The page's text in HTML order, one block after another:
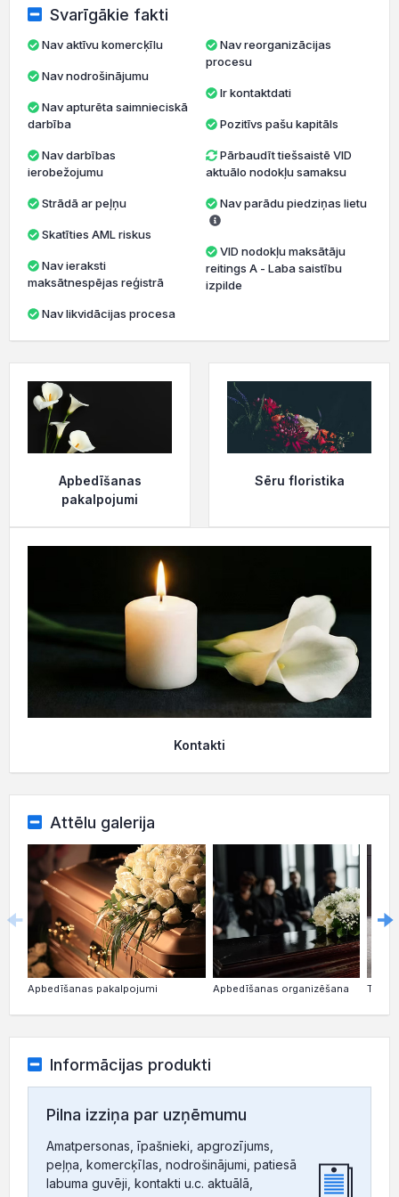
Svarīgākie fakti
Nav aktīvu komercķīlu
Nav nodrošinājumu
darbība
ierobežojumu
Strādā ar peļņu
Skatīties AML riskus
maksātnespējas reģistrā
Nav likvidācijas procesa
Nav reorganizācijas
procesu
Ir kontaktdati
Pozitīvs pašu kapitāls
Pārbaudīt tiešsaistē VID
aktuālo nodokļu samaksu
Nav parādu piedziņas lietu
VID nodokļu maksātāju
reitings A - Laba saistību
izpilde
Apbedīšanas
pakalpojumi
Sēru floristika
Kontakti
Attēlu galerija
Apbedīšanas pakalpojumi Apbedīšanas organizēšana
Informācijas produkti
Pilna izziņa par uzņēmumu
Amatpersonas, īpašnieki, apgrozījums,
peļņa, komercķīlas, nodrošinājumi, patiesā
labuma guvēji, kontakti u.c. aktuālā,